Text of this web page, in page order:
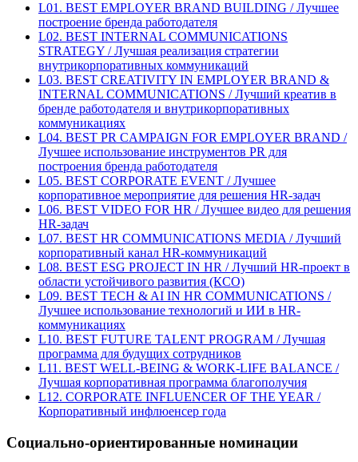
L01. BEST EMPLOYER BRAND BUILDING / Лучшее
построение бренда работодателя
L02. BEST INTERNAL COMMUNICATIONS
STRATEGY / Лучшая реализация стратегии
внутрикорпоративных коммуникаций
L03. BEST CREATIVITY IN EMPLOYER BRAND &
INTERNAL COMMUNICATIONS / Лучший креатив в
бренде работодателя и внутрикорпоративных
коммуникациях
L04. BEST PR CAMPAIGN FOR EMPLOYER BRAND /
Лучшее использование инструментов PR для
построения бренда работодателя
L05. BEST CORPORATE EVENT / Лучшее
корпоративное мероприятие для решения HR-задач
L06. BEST VIDEO FOR HR / Лучшее видео для решения
HR-задач
L07. BEST HR COMMUNICATIONS MEDIA / Лучший
корпоративный канал HR-коммуникаций
L08. BEST ESG PROJECT IN HR / Лучший HR-проект в
области устойчивого развития (КСО)
L09. BEST TECH & AI IN HR COMMUNICATIONS /
Лучшее использование технологий и ИИ в HR-
коммуникациях
L10. BEST FUTURE TALENT PROGRAM / Лучшая
программа для будущих сотрудников
L11. BEST WELL-BEING & WORK-LIFE BALANCE /
Лучшая корпоративная программа благополучия
L12. CORPORATE INFLUENCER OF THE YEAR /
Корпоративный инфлюенсер года
Социально-ориентированные номинации